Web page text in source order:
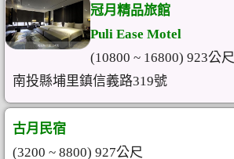
冠月精品旅館
Puli Ease Motel
(10800 ~ 16800) 923公尺
南投縣埔里鎮信義路319號
古月民宿
(3200 ~ 8800) 927公尺